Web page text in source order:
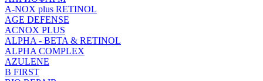
A-NOX plus RETINOL
AGE DEFENSE
ACNOX PLUS
ALPHA - BETA & RETINOL
ALPHA COMPLEX
AZULENE
B FIRST